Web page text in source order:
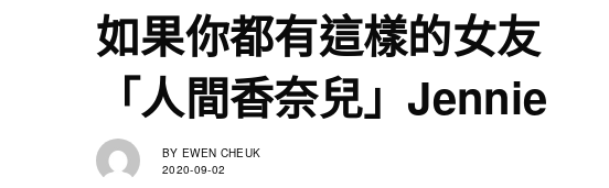
如果你都有這樣的女友
「人間香奈兒」Jennie
BY EWEN CHEUK
2020-09-02